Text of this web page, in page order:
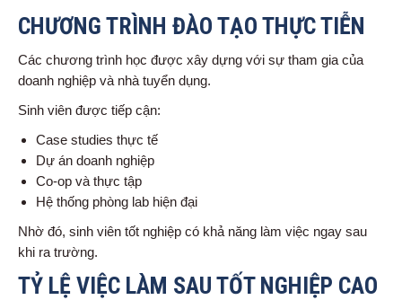
CHƯƠNG TRÌNH ĐÀO TẠO THỰC TIỄN
Các chương trình học được xây dựng với sự tham gia của
doanh nghiệp và nhà tuyển dụng.
Sinh viên được tiếp cận:
Case studies thực tế
Dự án doanh nghiệp
Co-op và thực tập
Hệ thống phòng lab hiện đại
Nhờ đó, sinh viên tốt nghiệp có khả năng làm việc ngay sau
khi ra trường.
TỶ LỆ VIỆC LÀM SAU TỐT NGHIỆP CAO